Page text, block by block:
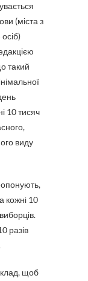
(міста з
такий
10 тисяч
виду
кожні 10
разів
щоб